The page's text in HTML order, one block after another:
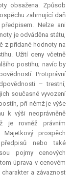
obsažena. Způsob
zahrnující daň
Nelze ani
je odváděna státu,
z přidané hodnoty na
Užití ceny včetně
postihu; navíc by
Protiprávní
– trestní,
současné vyvození
při němž je výše
k výši neoprávněně
je rovněž právním
prospěch
předpisů nebo také
pojmy cenových
úprava v cenovém
a závaznost